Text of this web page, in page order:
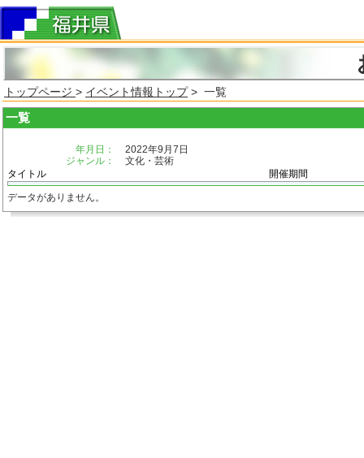
トップページ > イベント情報トップ> 一覧
一覧
年月日：
2022年9月7日
ジャンル：
文化・芸術
タイトル
開催期間
データがありません。